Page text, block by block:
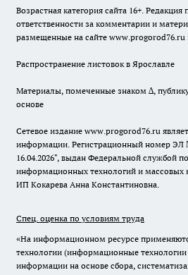
Возрастная категория сайта 16+. Редакция
ответственности за комментарии и
размещенные на сайте www.progorod76.ru
Распространение листовок в Ярославле
Материалы, помеченные знаком ∆,
основе
Сетевое издание www.progorod76.ru
информации. Регистрационный номер ЭЛ
16.04.2026", выдан Федеральной службой
информационных технологий и массовых
ИП Кокарева Анна Константиновна.
Спец. оценка по условиям труда
«На информационном ресурсе
технологии (информационные технологии
информации на основе сбора,